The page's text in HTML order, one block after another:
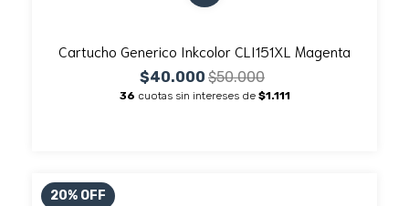
Cartucho Generico Inkcolor CLI151XL Magenta
$40.000 $50.000
36 cuotas sin intereses de $1.111
20% OFF